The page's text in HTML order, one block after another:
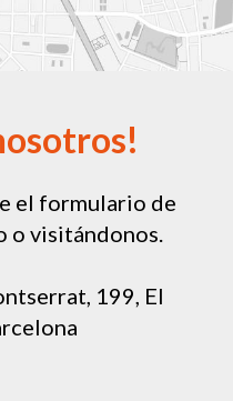
el formulario de
o visitándonos.
199, El